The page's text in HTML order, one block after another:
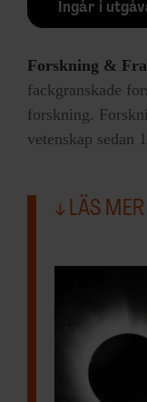
Ingår i
Forskning &
fackgranskade
forskning.
vetenskap sedan
LÄS MER